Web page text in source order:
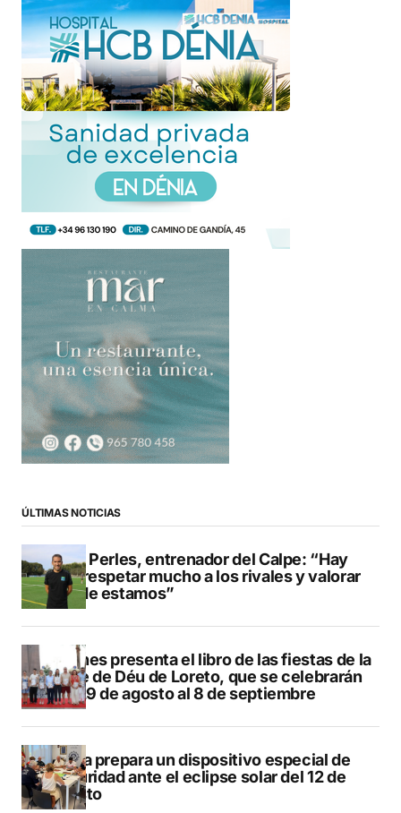
ÚLTIMAS NOTICIAS
Pere Perles, entrenador del Calpe: “Hay
que respetar mucho a los rivales y valorar
dónde estamos”
Duanes presenta el libro de las fiestas de la
Mare de Déu de Loreto, que se celebrarán
del 29 de agosto al 8 de septiembre
Xàbia prepara un dispositivo especial de
seguridad ante el eclipse solar del 12 de
agosto